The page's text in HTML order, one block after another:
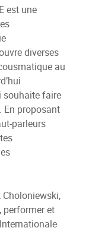
est une
diverses
au
souhaite faire
En proposant
parleurs
performer et